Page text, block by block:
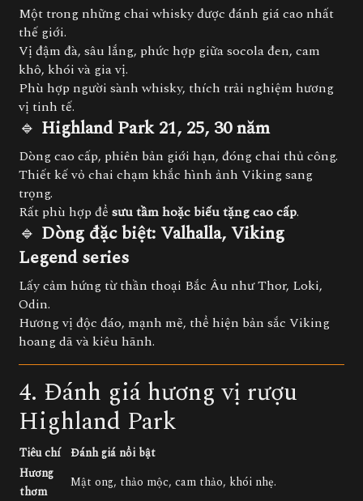
Một trong những chai whisky được đánh giá cao nhất
thế giới.
Vị đậm đà, sâu lắng, phức hợp giữa socola đen, cam
khô, khói và gia vị.
Phù hợp người sành whisky, thích trải nghiệm hương
vị tinh tế.
🔹 Highland Park 21, 25, 30 năm
Dòng cao cấp, phiên bản giới hạn, đóng chai thủ công.
Thiết kế vỏ chai chạm khắc hình ảnh Viking sang
trọng.
Rất phù hợp để sưu tầm hoặc biếu tặng cao cấp.
🔹 Dòng đặc biệt: Valhalla, Viking
Legend series
Lấy cảm hứng từ thần thoại Bắc Âu như Thor, Loki,
Odin.
Hương vị độc đáo, mạnh mẽ, thể hiện bản sắc Viking
hoang dã và kiêu hãnh.
4. Đánh giá hương vị rượu
Highland Park
Tiêu chí
Đánh giá nổi bật
Hương
thơm
Mật ong, thảo mộc, cam thảo, khói nhẹ.